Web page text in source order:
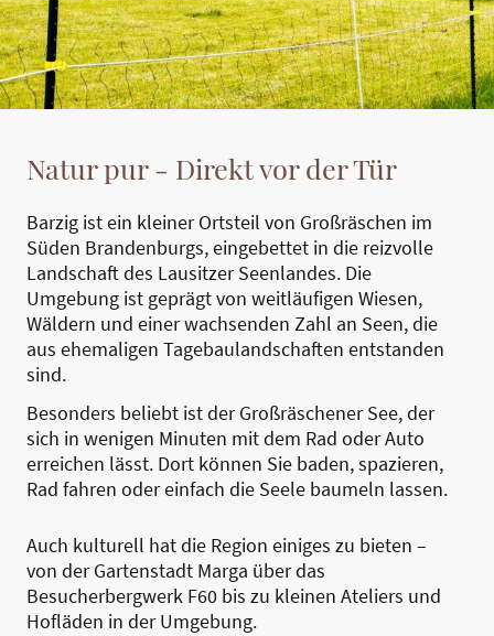
Natur pur - Direkt vor der Tür
Barzig ist ein kleiner Ortsteil von Großräschen im
Süden Brandenburgs, eingebettet in die reizvolle
Landschaft des Lausitzer Seenlandes. Die
Umgebung ist geprägt von weitläufigen Wiesen,
Wäldern und einer wachsenden Zahl an Seen, die
aus ehemaligen Tagebaulandschaften entstanden
sind.
Besonders beliebt ist der Großräschener See, der
sich in wenigen Minuten mit dem Rad oder Auto
erreichen lässt. Dort können Sie baden, spazieren,
Rad fahren oder einfach die Seele baumeln lassen.
Auch kulturell hat die Region einiges zu bieten –
von der Gartenstadt Marga über das
Besucherbergwerk F60 bis zu kleinen Ateliers und
Hofläden in der Umgebung.